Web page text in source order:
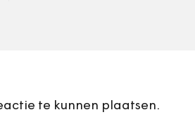
te kunnen plaatsen.